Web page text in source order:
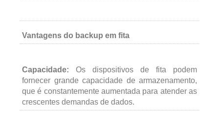
Vantagens do backup em fita
Capacidade: Os dispositivos de fita podem
fornecer grande capacidade de armazenamento,
que é constantemente aumentada para atender as
crescentes demandas de dados.